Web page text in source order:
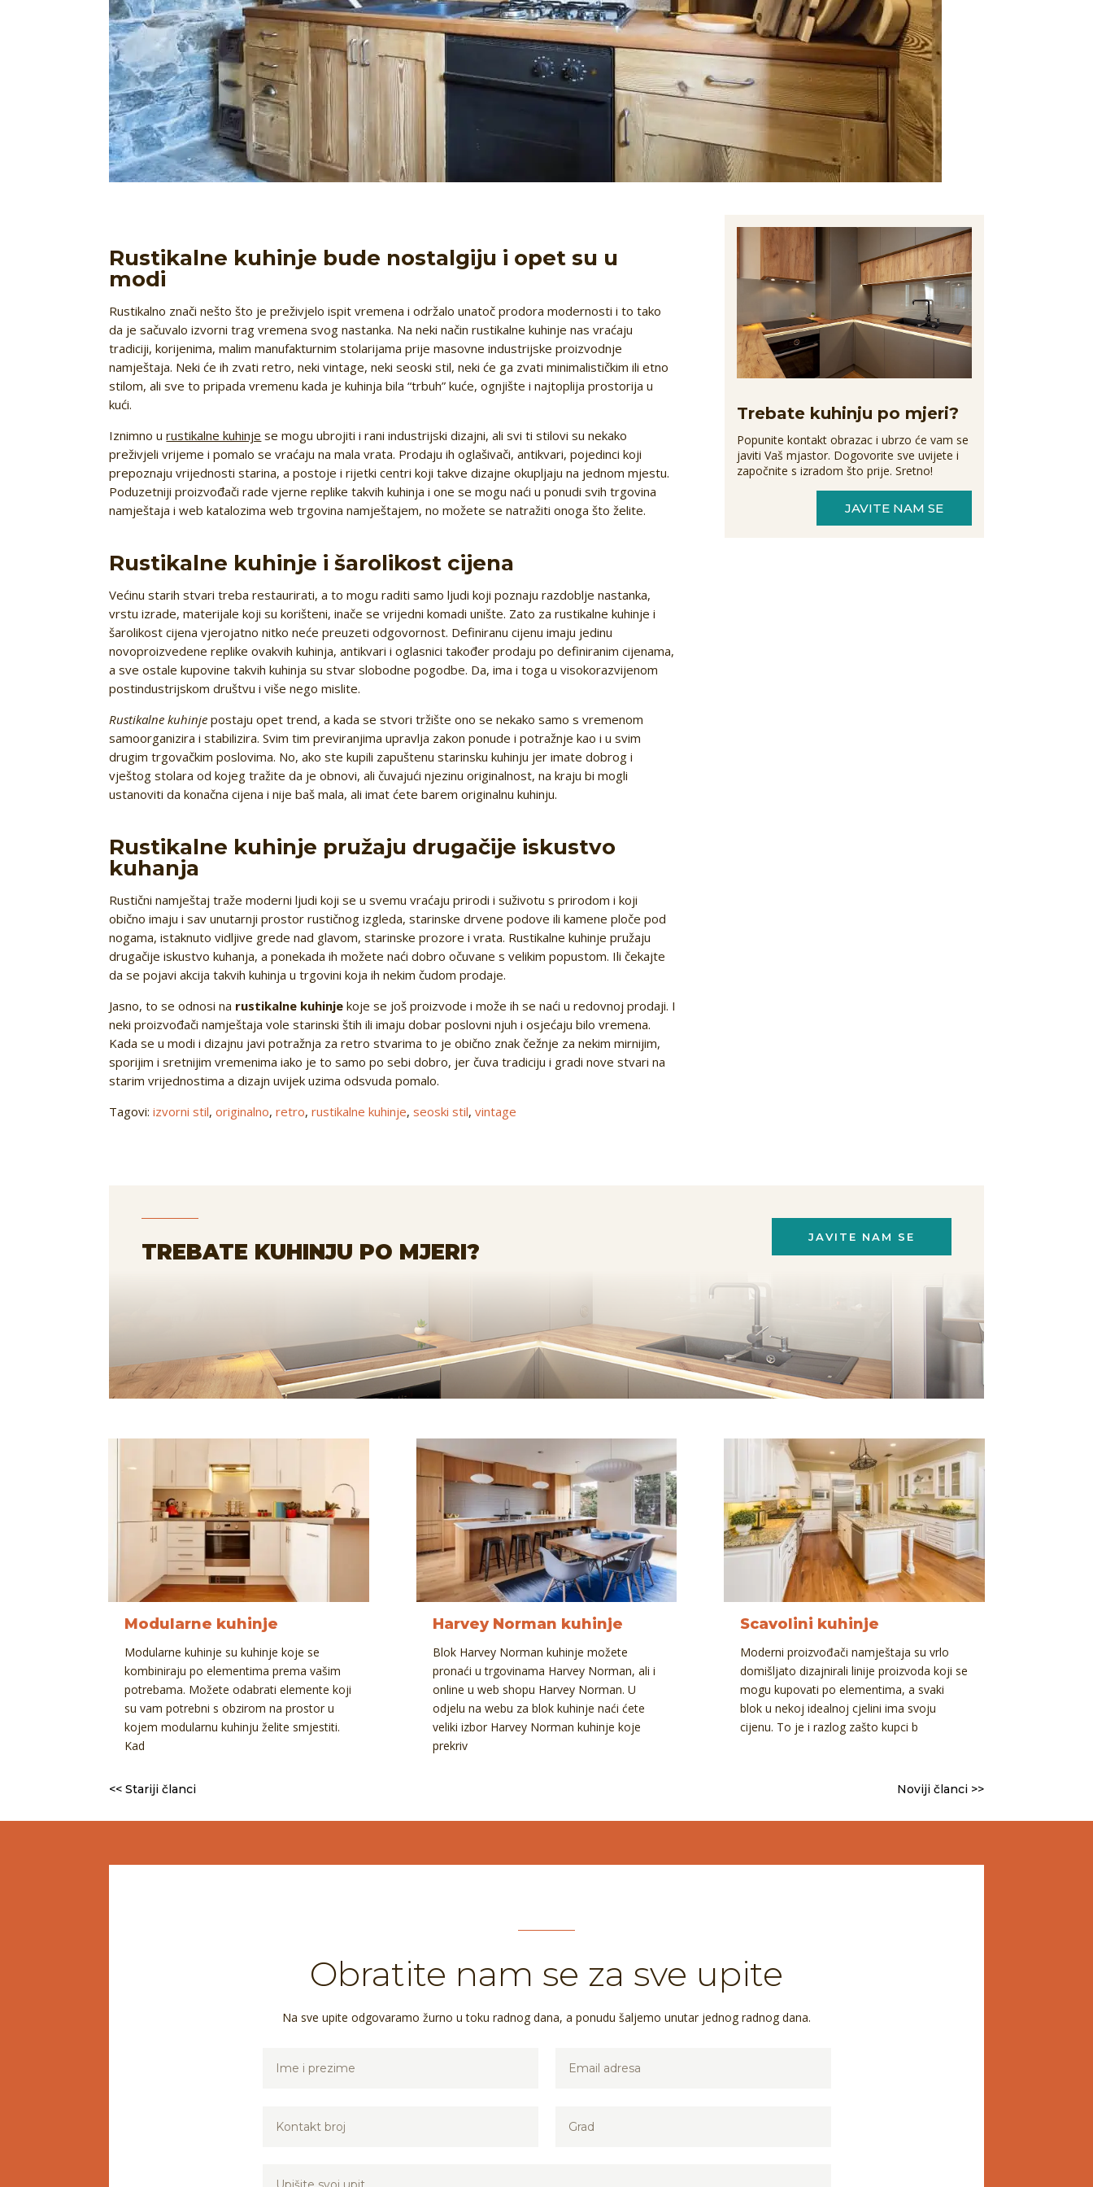
Rustikalne kuhinje bude nostalgiju i opet su u
modi
Rustikalno znači nešto što je preživjelo ispit vremena i održalo unatoč prodora modernosti i to tako
da je sačuvalo izvorni trag vremena svog nastanka. Na neki način rustikalne kuhinje nas vraćaju
tradiciji, korijenima, malim manufakturnim stolarijama prije masovne industrijske proizvodnje
namještaja. Neki će ih zvati retro, neki vintage, neki seoski stil, neki će ga zvati minimalističkim ili etno
stilom, ali sve to pripada vremenu kada je kuhinja bila “trbuh” kuće, ognjište i najtoplija prostorija u
kući.
Iznimno urustikalne kuhinje se mogu ubrojiti i rani industrijski dizajni, ali svi ti stilovi su nekako
preživjeli vrijeme i pomalo se vraćaju na mala vrata. Prodaju ih oglašivači, antikvari, pojedinci koji
prepoznaju vrijednosti starina, a postoje i rijetki centri koji takve dizajne okupljaju na jednom mjestu.
Poduzetniji proizvođači rade vjerne replike takvih kuhinja i one se mogu naći u ponudi svih trgovina
namještaja i web katalozima web trgovina namještajem, no možete se natražiti onoga što želite.
Rustikalne kuhinje i šarolikost cijena
Većinu starih stvari treba restaurirati, a to mogu raditi samo ljudi koji poznaju razdoblje nastanka,
vrstu izrade, materijale koji su korišteni, inače se vrijedni komadi unište. Zato za rustikalne kuhinje i
šarolikost cijena vjerojatno nitko neće preuzeti odgovornost. Definiranu cijenu imaju jedinu
novoproizvedene replike ovakvih kuhinja, antikvari i oglasnici također prodaju po definiranim cijenama,
a sve ostale kupovine takvih kuhinja su stvar slobodne pogodbe. Da, ima i toga u visokorazvijenom
postindustrijskom društvu i više nego mislite.
Rustikalne kuhinje postaju opet trend, a kada se stvori tržište ono se nekako samo s vremenom
samoorganizira i stabilizira. Svim tim previranjima upravlja zakon ponude i potražnje kao i u svim
drugim trgovačkim poslovima. No, ako ste kupili zapuštenu starinsku kuhinju jer imate dobrog i
vještog stolara od kojeg tražite da je obnovi, ali čuvajući njezinu originalnost, na kraju bi mogli
ustanoviti da konačna cijena i nije baš mala, ali imat ćete barem originalnu kuhinju.
Rustikalne kuhinje pružaju drugačije iskustvo
kuhanja
Rustični namještaj traže moderni ljudi koji se u svemu vraćaju prirodi i suživotu s prirodom i koji
obično imaju i sav unutarnji prostor rustičnog izgleda, starinske drvene podove ili kamene ploče pod
nogama, istaknuto vidljive grede nad glavom, starinske prozore i vrata. Rustikalne kuhinje pružaju
drugačije iskustvo kuhanja, a ponekada ih možete naći dobro očuvane s velikim popustom. Ili čekajte
da se pojavi akcija takvih kuhinja u trgovini koja ih nekim čudom prodaje.
Jasno, to se odnosi na rustikalne kuhinje koje se još proizvode i može ih se naći u redovnoj prodaji. I
neki proizvođači namještaja vole starinski štih ili imaju dobar poslovni njuh i osjećaju bilo vremena.
Kada se u modi i dizajnu javi potražnja za retro stvarima to je obično znak čežnje za nekim mirnijim,
sporijim i sretnijim vremenima iako je to samo po sebi dobro, jer čuva tradiciju i gradi nove stvari na
starim vrijednostima a dizajn uvijek uzima odsvuda pomalo.
Tagovi:izvorni stil,originalno,retro,rustikalne kuhinje,seoski stil,vintage
Trebate kuhinju po mjeri?
Popunite kontakt obrazac i ubrzo će vam se
javiti Vaš mjastor. Dogovorite sve uvijete i
započnite s izradom što prije. Sretno!
JAVITE NAM SE
TREBATE KUHINJU PO MJERI?
JAVITE NAM SE
Modularne kuhinje
Modularne kuhinje su kuhinje koje se
kombiniraju po elementima prema vašim
potrebama. Možete odabrati elemente koji
su vam potrebni s obzirom na prostor u
kojem modularnu kuhinju želite smjestiti.
Kad
Harvey Norman kuhinje
Blok Harvey Norman kuhinje možete
pronaći u trgovinama Harvey Norman, ali i
online u web shopu Harvey Norman. U
odjelu na webu za blok kuhinje naći ćete
veliki izbor Harvey Norman kuhinje koje
prekriv
Scavolini kuhinje
Moderni proizvođači namještaja su vrlo
domišljato dizajnirali linije proizvoda koji se
mogu kupovati po elementima, a svaki
blok u nekoj idealnoj cjelini ima svoju
cijenu. To je i razlog zašto kupci b
<< Stariji članci Noviji članci >>
Obratite nam se za sve upite
Na sve upite odgovaramo žurno u toku radnog dana, a ponudu šaljemo unutar jednog radnog dana.